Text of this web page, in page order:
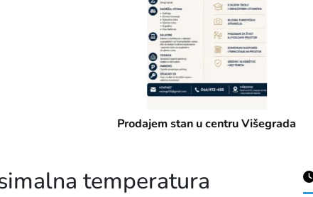
Prodajem stan u centru Višegrada
temperatura